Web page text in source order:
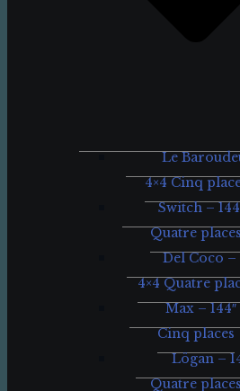
Le
4×4 Cinq
Switch –
Quatre places
Del Coco –
4×4 Quatre
Max – 144″
Cinq places
Lögan –
Quatre places